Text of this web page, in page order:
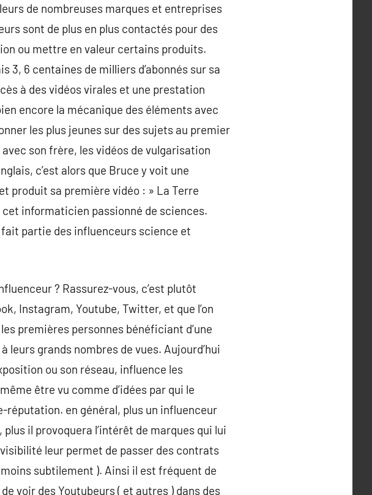
de nombreuses marques et entreprises
sont de plus en plus contactés pour des
ou mettre en valeur certains produits.
3, 6 centaines de milliers d’abonnés sur sa
à des vidéos virales et une prestation
encore la mécanique des éléments avec
les plus jeunes sur des sujets au premier
son frère, les vidéos de vulgarisation
c’est alors que Bruce y voit une
produit sa première vidéo : » La Terre
informaticien passionné de sciences.
fait partie des influenceurs science et
? Rassurez-vous, c’est plutôt
Instagram, Youtube, Twitter, et que l’on
premières personnes bénéficiant d’une
grands nombres de vues. Aujourd’hui
ou son réseau, influence les
être vu comme d’idées par qui le
réputation. en général, plus un influenceur
il provoquera l’intérêt de marques qui lui
leur permet de passer des contrats
subtilement ). Ainsi il est fréquent de
voir des Youtubeurs ( et autres ) dans des